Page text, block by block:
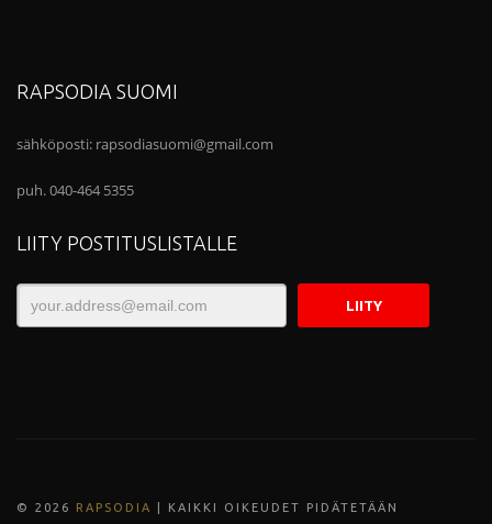
RAPSODIA SUOMI
sähköposti: rapsodiasuomi@gmail.com
puh. 040-464 5355
LIITY POSTITUSLISTALLE
© 202 6 RAPSODIA | KAIKKI OIKEUDET PIDÄTETÄÄN